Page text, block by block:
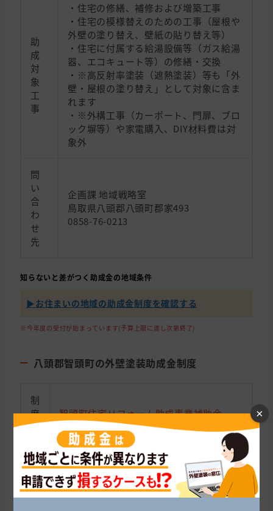
助
成
対
象
工
事
・住宅の修繕、補修および増築工事
・住宅の模様替えのための工事（屋根や
外壁の塗り替え、壁紙の貼り替え等）
・住宅に付属する給湯設備等（ガス給湯
器、エコキュート等）の修繕・交換
・※高反射率塗装（遮熱塗装）等も「外
壁・屋根の塗り替え」として対象に含ま
れます
・※外構工事（カーポート、門扉、ブロ
ック塀等）や家電購入、DIY材料費は対
象外
問
い
合
わ
せ
先
企画課 地域戦略室
鳥取県八頭郡八頭町郡家493
0858-76-0213
知らないと差がつく助成金の地域条件
▶︎お住まいの地域の助成金制度を確認する
※今年度の受付が始まっています(予算上限に達し次第終了)
八頭郡智頭町の外壁塗装助成金制度
制
度
名
智頭町住宅リフォーム助成事業補助金
受
付
期
間
2026年（令和8年）4月1日 〜 予算終了ま
で
×